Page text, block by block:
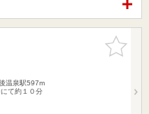
お気に入
りに追加
温泉駅597m
て約１０分